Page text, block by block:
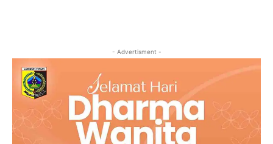
- Advertisment -